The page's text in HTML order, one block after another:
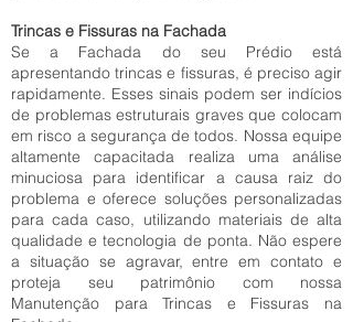
Trincas e Fissuras na Fachada
Se a Fachada do seu Prédio está
apresentando trincas e fissuras, é preciso agir
rapidamente. Esses sinais podem ser indícios
de problemas estruturais graves que colocam
em risco a segurança de todos. Nossa equipe
altamente capacitada realiza uma análise
minuciosa para identificar a causa raiz do
problema e oferece soluções personalizadas
para cada caso, utilizando materiais de alta
qualidade e tecnologia de ponta. Não espere
a situação se agravar, entre em contato e
proteja seu patrimônio com nossa
Manutenção para Trincas e Fissuras na